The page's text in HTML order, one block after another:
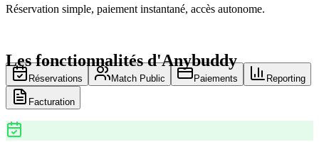
Réservation simple, paiement instantané, accès autonome.
Les fonctionnalités d'Anybuddy
Réservations Match Public Paiements Reporting
Facturation